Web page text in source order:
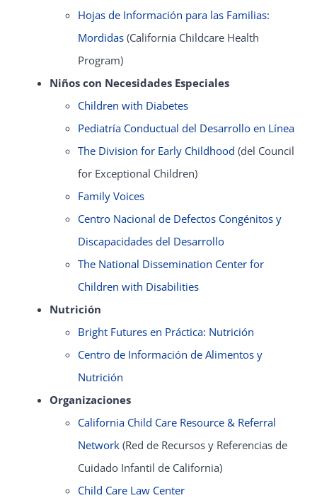
Hojas de Información para las Familias:
Mordidas (California Childcare Health
Program)
Niños con Necesidades Especiales
Children with Diabetes
Pediatría Conductual del Desarrollo en Línea
The Division for Early Childhood (del Council
for Exceptional Children)
Family Voices
Centro Nacional de Defectos Congénitos y
Discapacidades del Desarrollo
The National Dissemination Center for
Children with Disabilities
Nutrición
Bright Futures en Práctica: Nutrición
Centro de Información de Alimentos y
Nutrición
Organizaciones
California Child Care Resource & Referral
Network (Red de Recursos y Referencias de
Cuidado Infantil de California)
Child Care Law Center